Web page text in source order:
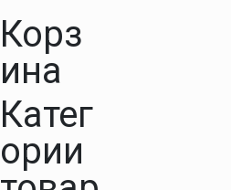
Корз
ина
Катег
ории